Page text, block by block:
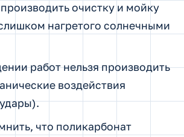
очистку и мойку
нагретого солнечными
работ нельзя производить
воздействия
что поликарбонат